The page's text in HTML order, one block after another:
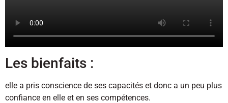
Les bienfaits :
elle a pris conscience de ses capacités et donc a un peu plus
confiance en elle et en ses compétences.